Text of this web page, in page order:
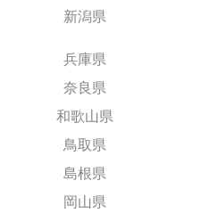
新潟県
兵庫県
奈良県
和歌山県
鳥取県
島根県
岡山県